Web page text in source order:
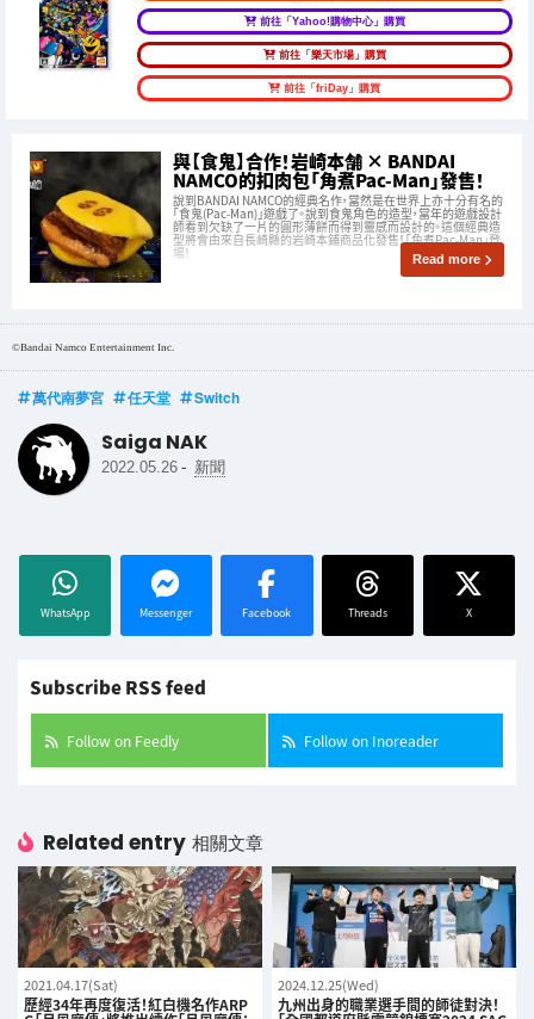
前往「Yahoo!購物中心」購買
前往「樂天市場」購買
前往「friDay」購買
與【食鬼】合作！岩崎本舗 × BANDAI
NAMCO的扣肉包「角煮Pac-Man」發售！
說到BANDAI NAMCO的經典名作，當然是在世界上亦十分有名的
「食鬼(Pac-Man)」遊戲了。說到食鬼角色的造型，當年的遊戲設計
師看到欠缺了一片的圓形薄餅而得到靈感而設計的。這個經典造
型將會由來自長崎縣的岩崎本鋪商品化發售！「角煮Pac-Man」登
場！ Read more
©Bandai Namco Entertainment Inc.
萬代南夢宮 任天堂 Switch
Saiga NAK
2022.05.26 - 新聞
WhatsApp Messenger Facebook Threads X
Subscribe RSS feed
Follow on Feedly Follow on Inoreader
Related entry 相關文章
2021.04.17(Sat)
歷經34年再度復活！紅白機名作ARP
2024.12.25(Wed)
九州出身的職業選手間的師徒對決！